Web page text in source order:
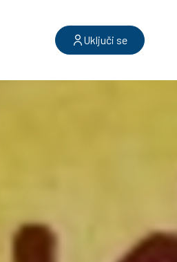
Uključi se